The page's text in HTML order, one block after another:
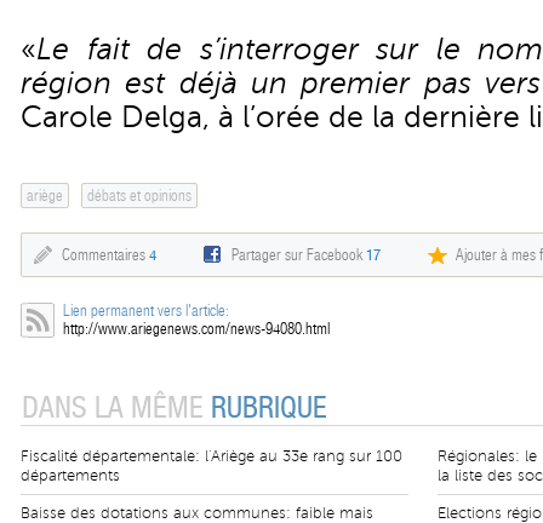
«Le fait de s’interroger sur le
région est déjà un premier pas
Carole Delga, à l’orée de la dernière
ariège débats et opinions
Commentaires 4 Partager sur Facebook17 Ajouter à mes
Lien permanent vers l'article:
http://www.ariegenews.com/news-94080.html
DANS LA MÊME RUBRIQUE
Fiscalité départementale: l'Ariège au 33e rang sur 100
départements
Baisse des dotations aux communes: faible mais
Régionales:
la liste des
Elections